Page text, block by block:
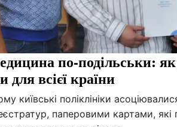
по-подільськи:
для всієї країни
київські поліклініки
паперовими картами, які